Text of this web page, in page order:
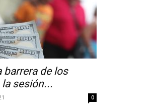
barrera de los
sesión...
0